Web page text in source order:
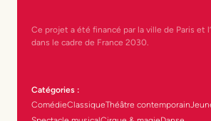
Ce projet a été financé par la ville de Paris et
dans le cadre de France 2030.
Catégories :
ComédieClassiqueThéâtre contemporain